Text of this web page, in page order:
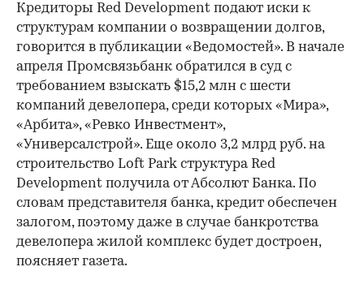
Кредиторы Red Development подают иски к
структурам компании о возвращении долгов,
говорится в публикации «Ведомостей». В начале
апреля Промсвязьбанк обратился в суд с
требованием взыскать $15,2 млн с шести
компаний девелопера, среди которых «Мира»,
«Арбита», «Ревко Инвестмент»,
«Универсалстрой». Еще около 3,2 млрд руб. на
строительство Loft Park структура Red
Development получила от Абсолют Банка. По
словам представителя банка, кредит обеспечен
залогом, поэтому даже в случае банкротства
девелопера жилой комплекс будет достроен,
поясняет газета.